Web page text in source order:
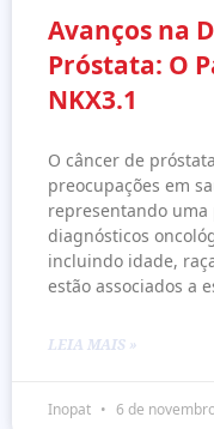
Avanços na
Próstata: O
NKX3.1
O câncer de
preocupações em
representando uma
diagnósticos
incluindo idade,
estão associados a
LEIA MAIS »
Inopat 6 de